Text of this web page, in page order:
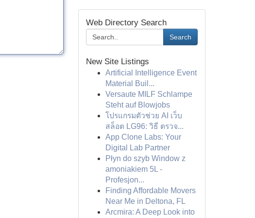
Web Directory Search
Search
New Site Listings
Artificial Intelligence Event
Material Buil...
Versaute MILF Schlampe
Steht auf Blowjobs
โปรแกรมตัวช่วย AI เว็บ
สล็อต LG96: วิธี ตรวจ...
App Clone Labs: Your
Digital Lab Partner
Płyn do szyb Window z
amoniakiem 5L -
Profesjon...
Finding Affordable Movers
Near Me in Deltona, FL
Arcmira: A Deep Look into